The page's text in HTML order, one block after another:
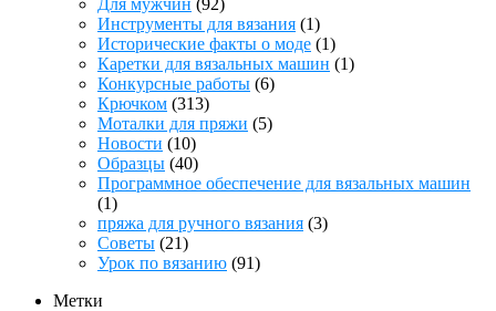
Инструменты для вязания (1)
Исторические факты о моде (1)
Каретки для вязальных машин (1)
Конкурсные работы (6)
Крючком (313)
Моталки для пряжи (5)
Новости (10)
Образцы (40)
Программное обеспечение для вязальных машин
(1)
пряжа для ручного вязания (3)
Советы (21)
Урок по вязанию (91)
Метки